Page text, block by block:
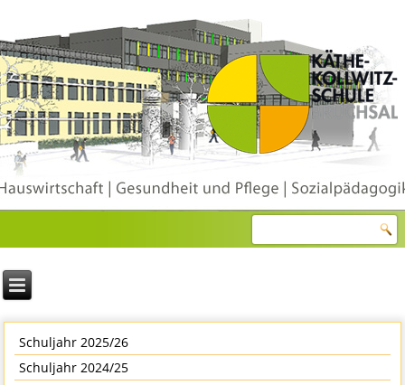
Schuljahr 2025/26
Schuljahr 2024/25